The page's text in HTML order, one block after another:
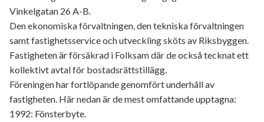
Vinkelgatan 26 A-B.
Den ekonomiska förvaltningen, den tekniska förvaltningen
samt fastighetsservice och utveckling sköts av Riksbyggen.
Fastigheten är försäkrad i Folksam där de också tecknat ett
kollektivt avtal för bostadsrättstillägg.
Föreningen har fortlöpande genomfört underhåll av
fastigheten. Här nedan är de mest omfattande upptagna:
1992: Fönsterbyte.